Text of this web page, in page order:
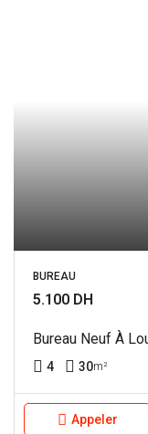
BUREAU
5.100 DH
Bureau Neuf À
4 30m²
Appeler